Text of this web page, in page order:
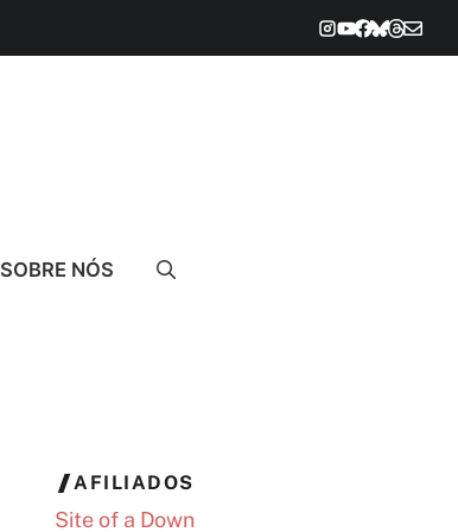
SOBRE NÓS
AFILIADOS
Site of a Down